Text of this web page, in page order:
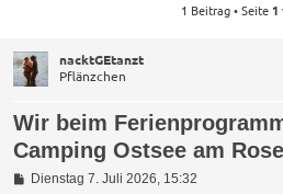
1 Beitrag • Seite 1
nacktGEtanzt
Pflänzchen
Wir beim
Camping Ostsee am
BDienstag 7. Juli 2026, 15:32